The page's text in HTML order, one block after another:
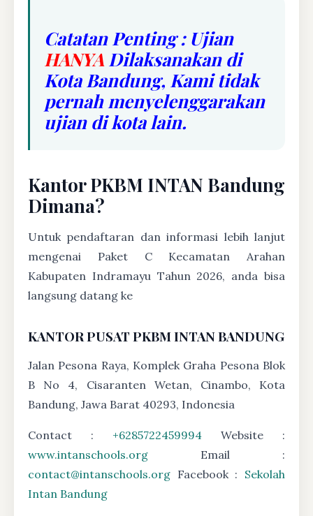
Catatan Penting : Ujian
HANYA Dilaksanakan di
Kota Bandung, Kami tidak
pernah menyelenggarakan
ujian di kota lain.
Kantor PKBM INTAN Bandung
Dimana?
Untuk pendaftaran dan informasi lebih lanjut
mengenai Paket C Kecamatan Arahan
Kabupaten Indramayu Tahun 2026, anda bisa
langsung datang ke
KANTOR PUSAT PKBM INTAN BANDUNG
Jalan Pesona Raya, Komplek Graha Pesona Blok
B No 4, Cisaranten Wetan, Cinambo, Kota
Bandung, Jawa Barat 40293, Indonesia
Contact : +6285722459994 Website :
www.intanschools.org Email :
contact@intanschools.org Facebook : Sekolah
Intan Bandung